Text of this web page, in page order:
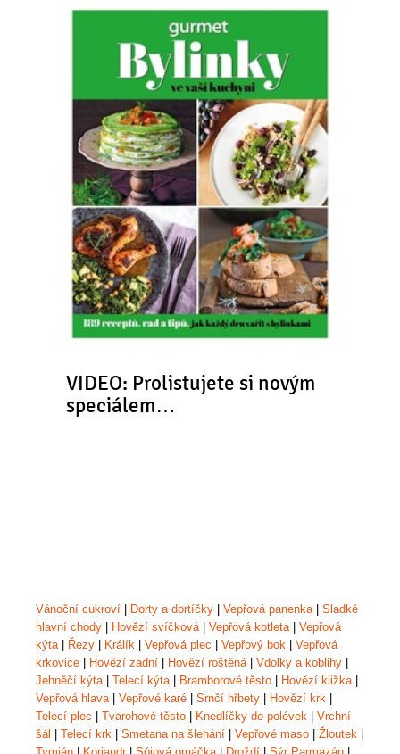
VIDEO: Prolistujete si novým
speciálem…
Vánoční cukroví Dorty a dortíčky Vepřová panenka| Sladké
hlavní chody
Hovězí svíčková| Vepřová kotleta| Vepřová
kýta| Řezy Králík Vepřová plec Vepřový bok
Vepřová
krkovice
Hovězí zadní Hovězí roštěná| Vdolky a koblihy
Jehněčí kýta| Telecí kýta| Bramborové těsto Hovězí kližka|
Vepřová hlava| Vepřové karé Srnčí hřbety Hovězí krk
Telecí plec
Tvarohové těsto Knedlíčky do polévek
Vrchní
šál
Telecí krk Smetana na šlehání Vepřové maso Žloutek